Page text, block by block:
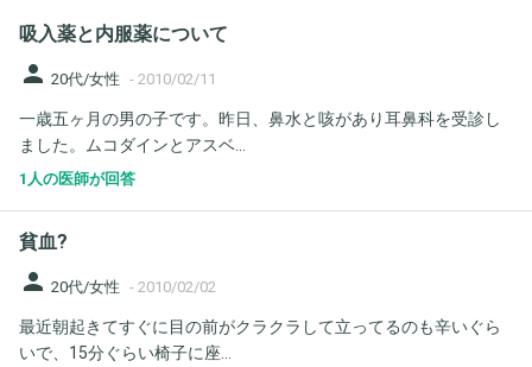
吸入薬と内服薬について
person 20代/女性 - 2010/02/11
一歳五ヶ月の男の子です。昨日、鼻水と咳があり耳鼻科を受診し
ました。ムコダインとアスベ...
1人の医師が回答
貧血?
person 20代/女性 - 2010/02/02
最近朝起きてすぐに目の前がクラクラして立ってるのも辛いぐら
いで、15分ぐらい椅子に座...